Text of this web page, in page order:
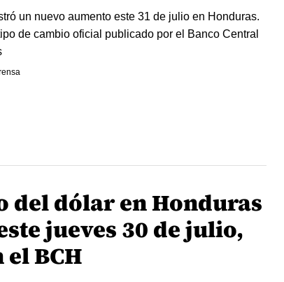
un nuevo aumento este 31 de julio en Honduras.
de cambio oficial publicado por el Banco Central
del dólar en Honduras
jueves 30 de julio,
el BCH